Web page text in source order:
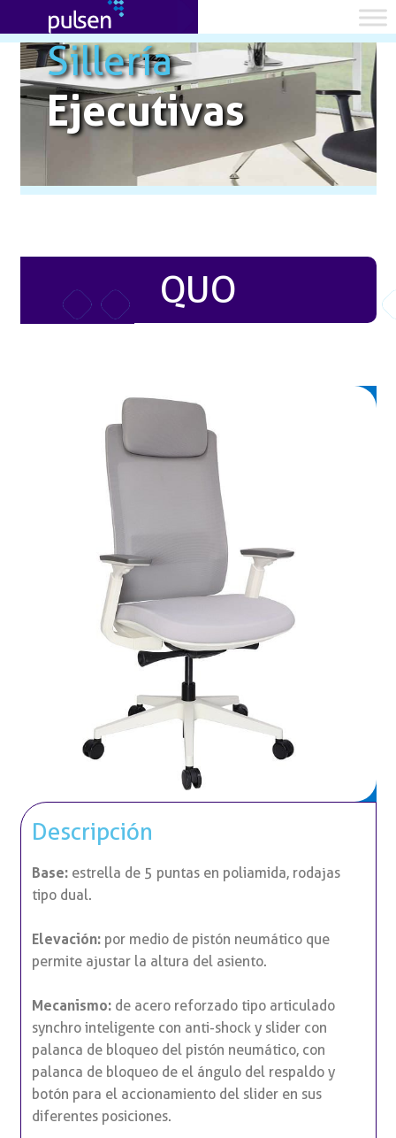
Sillería
Ejecutivas
QUO
Descripción
Base:estrella de 5 puntas en poliamida, rodajas
tipo dual.
Elevación:por medio de pistón neumático que
permite ajustar la altura del asiento.
Mecanismo:de acero reforzado tipo articulado
synchro inteligente con anti-shock y slider con
palanca de bloqueo del pistón neumático, con
palanca de bloqueo de el ángulo del respaldo y
botón para el accionamiento del slider en sus
diferentes posiciones.